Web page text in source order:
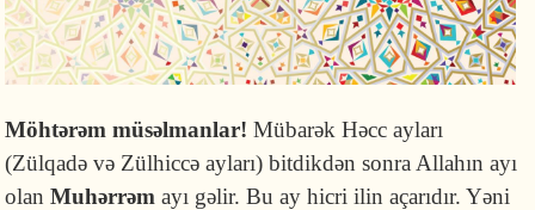
Möhtərəm müsəlmanlar! Mübarək Həcc ayları
(Zülqadə və Zülhiccə ayları) bitdikdən sonra Allahın ayı
olanMuhərrəm ayı gəlir. Bu ay hicri ilin açarıdır. Yəni